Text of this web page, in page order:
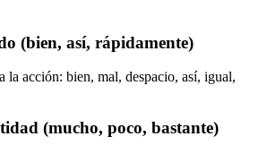
(bien, así, rápidamente)
la acción: bien, mal, despacio, así, igual,
(mucho, poco, bastante)